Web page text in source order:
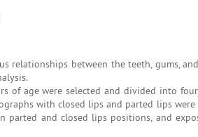
relationships between the teeth, gums,
of age were selected and divided into
with closed lips and parted lips
and closed lips positions, and